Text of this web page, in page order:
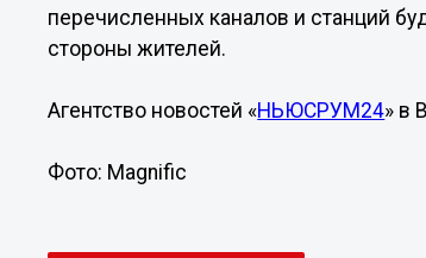
перечисленных каналов и станций
стороны жителей.
Агентство новостей «НЬЮСРУМ24» в
Фото: Magnific